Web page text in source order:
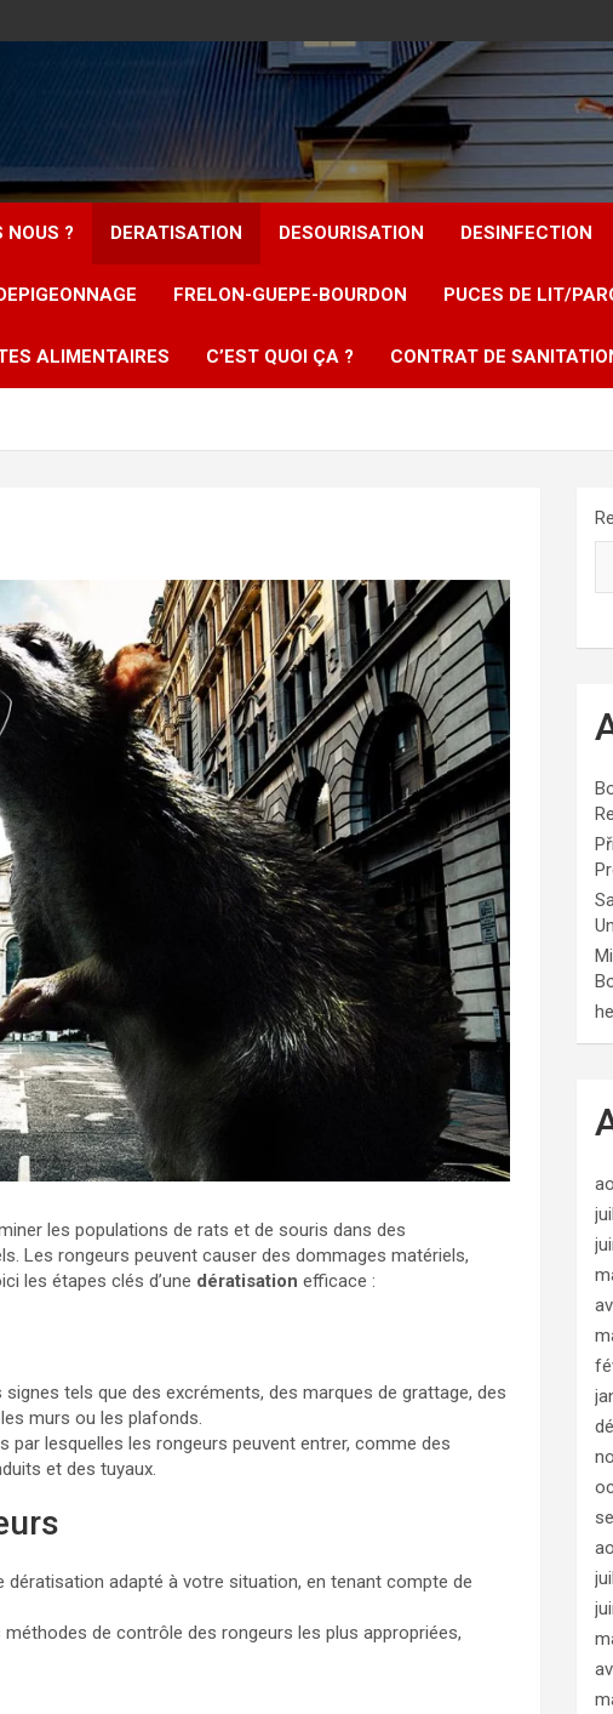
NOUS ? DERATISATION DESOURISATION DESINFECTION
FRELON-GUEPE-BOURDON PUCES DE LIT/
ALIMENTAIRES C’EST QUOI ÇA ? CONTRAT DE
les populations de rats et de souris dans des
Les rongeurs peuvent causer des dommages matériels,
les étapes clés d’une dératisation efficace :
signes tels que des excréments, des marques de grattage, des
murs ou les plafonds.
par lesquelles les rongeurs peuvent entrer, comme des
et des tuyaux.
dératisation adapté à votre situation, en tenant compte de
de contrôle des rongeurs les plus appropriées,